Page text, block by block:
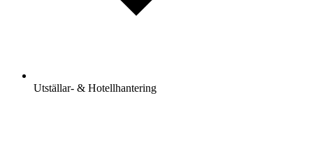
Utställar- & Hotellhantering